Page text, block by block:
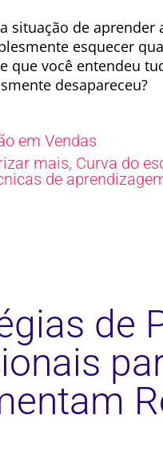
situação de
esquecer
que você entendeu
desapareceu?
em Vendas
mais, Curva do
de
de